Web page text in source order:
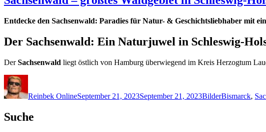
Entdecke den Sachsenwald: Paradies für Natur- & Geschichtsliebhaber mit
Der Sachsenwald: Ein Naturjuwel in Schleswig-
DerSachsenwald liegt östlich von Hamburg überwiegend im Kreis Herzogtum
Reinbek OnlineSeptember 21, 2023September 21, 2023BilderBismarck,
Suche